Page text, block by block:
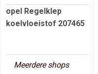
opel Regelklep
koelvloeistof 207465
Meerdere shops